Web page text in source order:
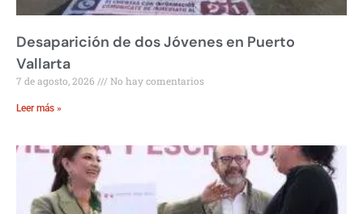
Desaparición de dos Jóvenes en Puerto
Vallarta
7 de agosto, 2026 No hay comentarios
Leer más »